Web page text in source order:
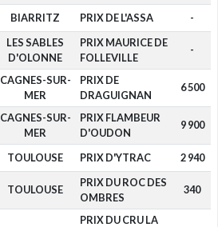
BIARRITZ PRIX DE L'ASSA -
LES SABLES
D'OLONNE
PRIX MAURICE DE
FOLLEVILLE
-
CAGNES-SUR-
MER
PRIX DE
DRAGUIGNAN
6 500
CAGNES-SUR-
MER
PRIX FLAMBEUR
D'OUDON
9 900
TOULOUSE PRIX D'YTRAC 2 940
TOULOUSE
PRIX DU ROC DES
OMBRES
340
PRIX DU CRU LA